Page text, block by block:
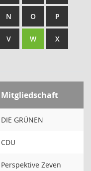
N O P
V W X
Mitgliedschaft
DIE GRÜNEN
CDU
Perspektive Zeven